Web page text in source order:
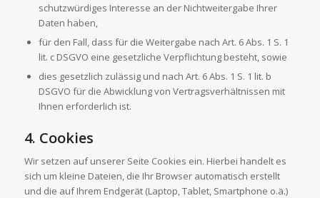
schutzwürdiges Interesse an der Nichtweitergabe Ihrer
Daten haben,
für den Fall, dass für die Weitergabe nach Art. 6 Abs. 1 S. 1
lit. c DSGVO eine gesetzliche Verpflichtung besteht, sowie
dies gesetzlich zulässig und nach Art. 6 Abs. 1 S. 1 lit. b
DSGVO für die Abwicklung von Vertragsverhältnissen mit
Ihnen erforderlich ist.
4. Cookies
Wir setzen auf unserer Seite Cookies ein. Hierbei handelt es
sich um kleine Dateien, die Ihr Browser automatisch erstellt
und die auf Ihrem Endgerät (Laptop, Tablet, Smartphone o.ä.)